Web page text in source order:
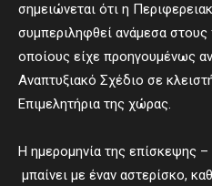
σημειώνεται ότι η
συμπεριληφθεί ανάμεσα
οποίους είχε προηγουμένως
Αναπτυξιακό Σχέδιο σε
Επιμελητήρια της χώρας.
Η ημερομηνία της επίσκεψης
μπαίνει με έναν αστερίσκο,